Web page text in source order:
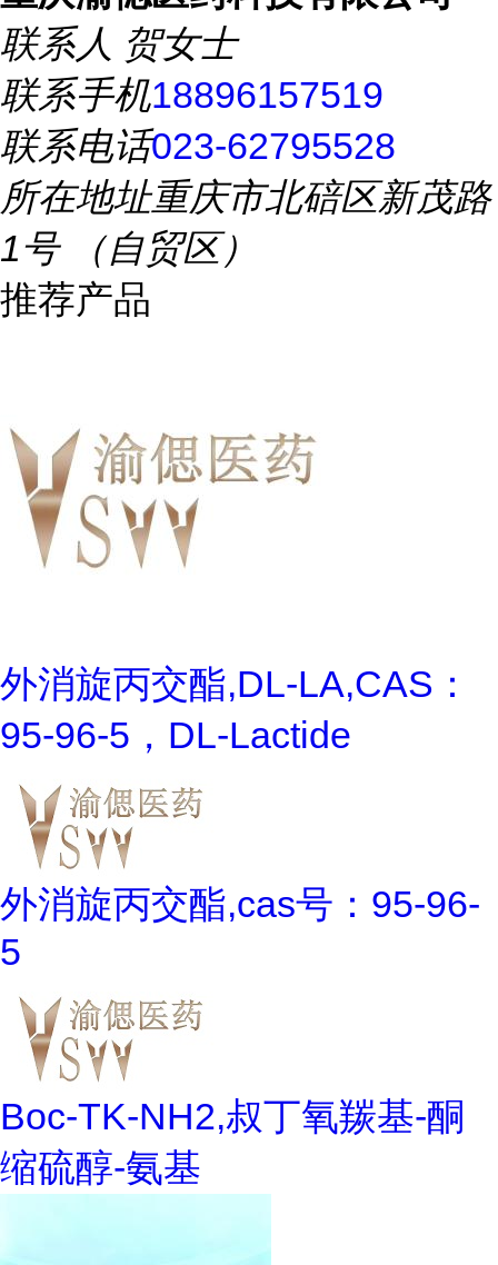
联系人 贺女士
联系手机18896157519
联系电话023-62795528
所在地址重庆市北碚区新茂路
1号 （自贸区）
推荐产品
外消旋丙交酯,DL-LA,CAS：
95-96-5，DL-Lactide
外消旋丙交酯,cas号：95-96-
5
Boc-TK-NH2,叔丁氧羰基-酮
缩硫醇-氨基